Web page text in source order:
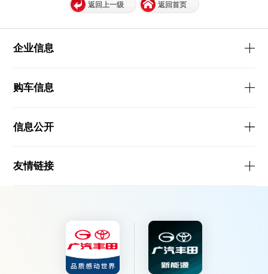
返回上一级 返回首页
企业信息
购车信息
信息公开
友情链接